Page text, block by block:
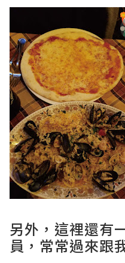
另外，這裡還有
員，常常過來跟